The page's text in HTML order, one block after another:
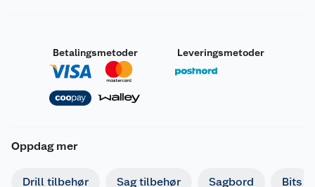
Betalingsmetoder Leveringsmetoder
Oppdag mer
Drill tilbehør Sag tilbehør Sagbord Bits